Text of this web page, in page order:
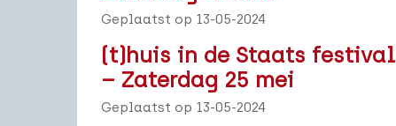
Geplaatst op 13-05-2024
(t)huis in de Staats festival
– Zaterdag 25 mei
Geplaatst op 13-05-2024